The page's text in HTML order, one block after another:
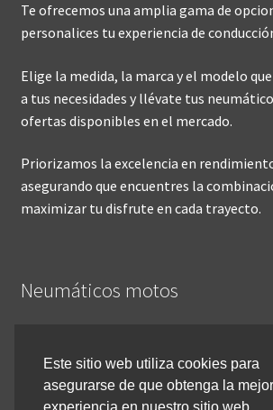
Te ofrecemos una amplia gama de
personalices tu experiencia de
Elige la medida, la marca y el modelo
a tus necesidades y llévate tus
ofertas disponibles en el mercado.
Priorizamos la excelencia en
asegurando que encuentres la
maximizar tu disfrute en cada trayecto.
Neumáticos motos
Inicio
Cómo comprar online
Este sitio web utiliza cookies para
asegurarse de que obtenga la mejor
experiencia en nuestro sitio web.